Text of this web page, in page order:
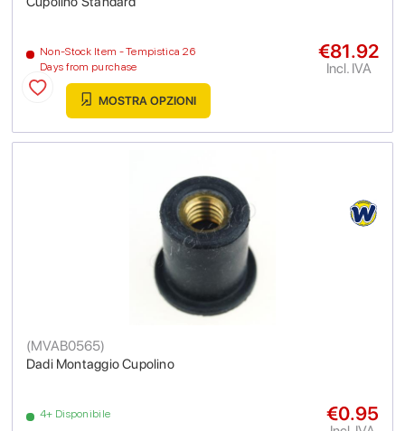
Non-Stock Item - Tempistica 26
Days from purchase
€81.92
Incl. IVA
MOSTRA OPZIONI
Dadi Montaggio Cupolino
(MVAB0565)
4+ Disponibile €0.95